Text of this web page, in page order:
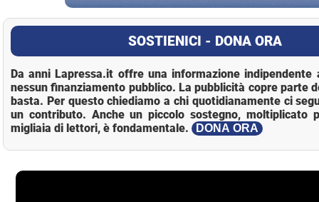
SOSTIENICI - DONA ORA
Da anni Lapressa.it offre una informazione indipendente
nessun finanziamento pubblico. La pubblicità copre parte
basta. Per questo chiediamo a chi quotidianamente ci
un contributo. Anche un piccolo sostegno, moltiplicato
migliaia di lettori, è fondamentale.
DONA ORA